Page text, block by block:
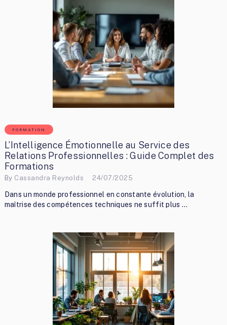
FORMATION
L’Intelligence Émotionnelle au Service des
Relations Professionnelles : Guide Complet des
Formations
By Cassandra Reynolds 24/07/2025
Dans un monde professionnel en constante évolution, la
maîtrise des compétences techniques ne suffit plus …